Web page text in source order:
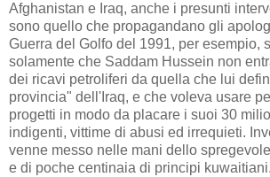
Afghanistan e Iraq, anche i presunti
sono quello che propagandano gli
Guerra del Golfo del 1991, per esempio,
solamente che Saddam Hussein non
dei ricavi petroliferi da quella che lui
provincia" dell'Iraq, e che voleva usare
progetti in modo da placare i suoi 30
indigenti, vittime di abusi ed irrequieti.
venne messo nelle mani dello
e di poche centinaia di principi kuwaitiani.